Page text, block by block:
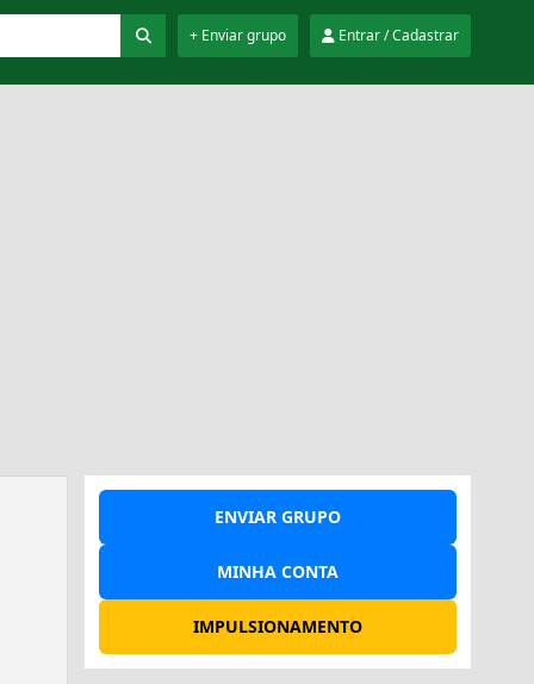
Entrar / Cadastrar
+ Enviar grupo
ENVIAR GRUPO
MINHA CONTA
IMPULSIONAMENTO